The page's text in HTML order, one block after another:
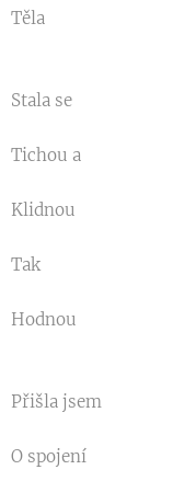
Těla
Stala se
Tichou a
Klidnou
Tak
Hodnou
Přišla jsem
O spojení